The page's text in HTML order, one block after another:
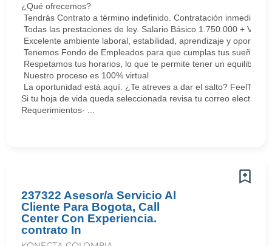
¿Qué ofrecemos?
Tendrás Contrato a término indefinido. Contratación inmediata.
Todas las prestaciones de ley. Salario Básico 1.750.000 +
Excelente ambiente laboral, estabilidad, aprendizaje y
Tenemos Fondo de Empleados para que cumplas tus sueños y
Respetamos tus horarios, lo que te permite tener un equilibrio
Nuestro proceso es 100% virtual
La oportunidad está aquí. ¿Te atreves a dar el salto?
Si tu hoja de vida queda seleccionada revisa tu correo
Requerimientos- ...
237322 Asesor/a Servicio Al
Cliente Para Bogota, Call
Center Con Experiencia.
contrato In